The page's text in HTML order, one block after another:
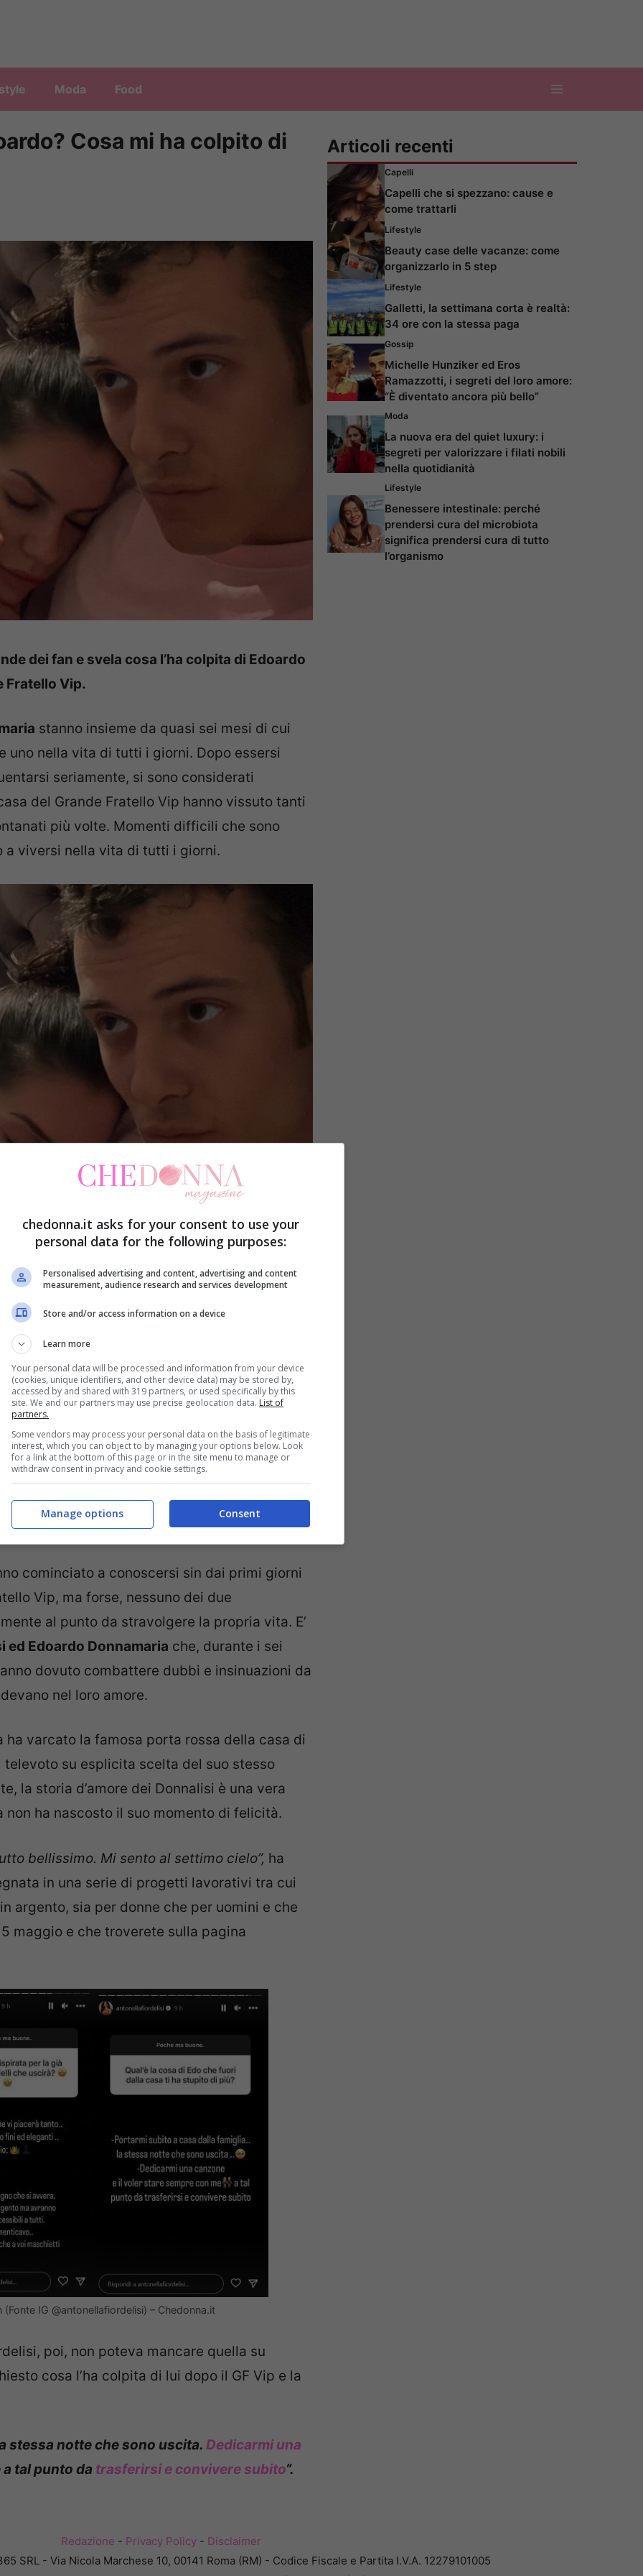
Moda Food
Cosa mi ha colpito di
dei fan e svela cosa l’ha colpita di Edoardo
Fratello Vip.
stanno insieme da quasi sei mesi di cui
uno nella vita di tutti i giorni. Dopo essersi
seriamente, si sono considerati
del Grande Fratello Vip hanno vissuto tanti
più volte. Momenti difficili che sono
a viversi nella vita di tutti i giorni.
fuori dal GF Vip (Fonte IG @drojette77.7) –
Cinecittà, infatti, si sono separati solo un
lavoro che hanno portato lui a Milano e lei a
sono praticamente inseparabili, sempre più
Fiordelisi ha così deciso di rispondere ad
effettivamente colpita di Edoardo da
Fratello Vip.
notte fuori dal GF Vip con
cominciato a conoscersi sin dai primi giorni
Vip, ma forse, nessuno dei due
al punto da stravolgere la propria vita. E’
ed Edoardo Donnamaria che, durante i sei
dovuto combattere dubbi e insinuazioni da
nel loro amore.
varcato la famosa porta rossa della casa di
su esplicita scelta del suo stesso
la storia d’amore dei Donnalisi è una vera
ha nascosto il suo momento di felicità.
bellissimo. Mi sento al settimo cielo”, ha
in una serie di progetti lavorativi tra cui
argento, sia per donne che per uomini e che
maggio e che troverete sulla pagina
IG @antonellafiordelisi) – Chedonna.it
poi, non poteva mancare quella su
cosa l’ha colpita di lui dopo il GF Vip e la
stessa notte che sono uscita. Dedicarmi una
tal punto da trasferirsi e convivere subito“.
Articoli recenti
Capelli
Capelli che si spezzano: cause e
come trattarli
Lifestyle
Beauty case delle vacanze: come
organizzarlo in 5 step
Lifestyle
Galletti, la settimana corta è realtà:
34 ore con la stessa paga
Gossip
Michelle Hunziker ed Eros
Ramazzotti, i segreti del loro amore:
“È diventato ancora più bello”
Moda
La nuova era del quiet luxury: i
segreti per valorizzare i filati nobili
nella quotidianità
Lifestyle
Benessere intestinale: perché
prendersi cura del microbiota
significa prendersi cura di tutto
l’organismo
Redazione - Privacy Policy- Disclaimer
SRL - Via Nicola Marchese 10, 00141 Roma (RM) - Codice Fiscale e Partita I.V.A. 12279101005
chedonna.it asks for your consent to use your
personal data for the following purposes:
Personalised advertising and content, advertising and content
measurement, audience research and services development
Store and/or access information on a device
Learn more
Your personal data will be processed and information from your device
(cookies, unique identifiers, and other device data) may be stored by,
accessed by and shared with 319 partners, or used specifically by this
site. We and our partners may use precise geolocation data. List of
partners.
Some vendors may process your personal data on the basis of legitimate
interest, which you can object to by managing your options below. Look
for a link at the bottom of this page or in the site menu to manage or
withdraw consent in privacy and cookie settings.
Consent
Manage options